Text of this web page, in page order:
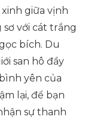
giữa vịnh
với cát trắng
bích. Du
san hô đầy
yên của
lại, để bạn
sự thanh